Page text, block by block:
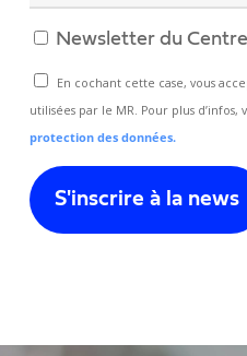
Newsletter du Centre
En cochant cette case, vous
utilisées par le MR. Pour plus
protection des données.